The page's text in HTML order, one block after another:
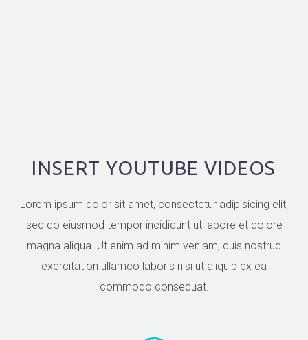
INSERT YOUTUBE VIDEOS
Lorem ipsum dolor sit amet, consectetur adipisicing elit,
sed do eiusmod tempor incididunt ut labore et dolore
magna aliqua. Ut enim ad minim veniam, quis nostrud
exercitation ullamco laboris nisi ut aliquip ex ea
commodo consequat.